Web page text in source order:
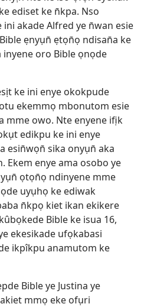
ediset ke n̄kpa. Nso
akade Alfred ye n̄wan esie
ẹnyụn̄ ẹtọn̄ọ ndisan̄a ke
oro Bible ọnọde
ke ini enye okokpude
ekemmọ mbonutom esie
mme owo. Nte enyene ifịk
edikpu ke ini enye
esin̄wọn̄ sika onyụn̄ aka
Ekem enye ama osobo ye
ọtọn̄ọ ndinyene mme
uyụhọ ke ediwak
n̄kpọ kiet ikan ekikere
Bible ke isua 16,
ekesikade ufọkabasi
ikpîkpu anamutom ke
Bible ye Justina ye
mmọ eke ofụri